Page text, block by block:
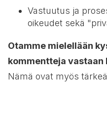
Vastuutus ja
oikeudet sekä
Otamme mielellään
kommentteja vastaan
Nämä ovat myös